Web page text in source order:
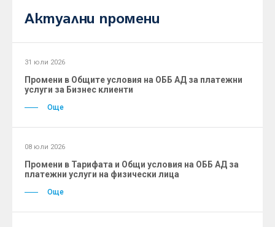
Актуални промени
31 юли 2026
Промени в Общите условия на ОББ АД за платежни
услуги за Бизнес клиенти
Още
08 юли 2026
Промени в Тарифата и Общи условия на ОББ АД за
платежни услуги на физически лица
Още